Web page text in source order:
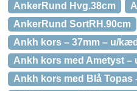
AnkerRund Hvg.38cm
AnkerRund SortRH.90cm
Ankh kors – 37mm – u/
Ankh kors med Ametyst –
Ankh kors med Blå Topas